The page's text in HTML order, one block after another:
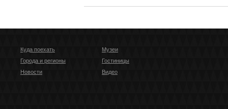
Куда поехать
Города и регионы
Новости
Музеи
Гостиницы
Видео